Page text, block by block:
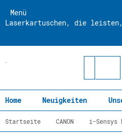
Menü
Laserkartuschen, die
Home Neuigkeiten
Startseite CANON i-Sensys